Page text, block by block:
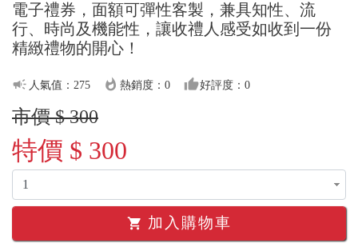
電子禮券，面額可彈性客製，兼具知性、流
行、時尚及機能性，讓收禮人感受如收到一份
精緻禮物的開心！
campaign 人氣值：275 whatshot 熱銷度：0 thumb_up好評度：0
市價 $ 300
特價 $ 300
shopping_cart 加入購物車